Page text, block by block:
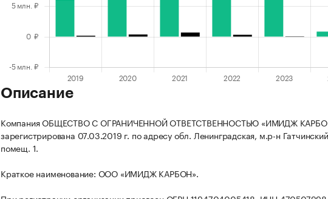
Описание
Компания ОБЩЕСТВО С ОГРАНИЧЕННОЙ ОТВЕТСТВЕННОСТЬЮ «ИМИДЖ
зарегистрирована 07.03.2019 г. по адресу обл. Ленинградская, м.р-н
помещ. 1.
Краткое наименование: ООО «ИМИДЖ КАРБОН».